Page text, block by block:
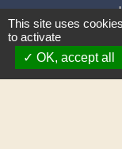
This site uses
to activate
OK, accept all